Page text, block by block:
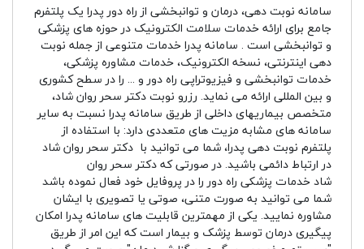
سامانه نوبت دهی، درمان و توانبخشی از راه دور پدرا یک پلتفرم
جامع برای ارائه خدمات سلامت الکترونیک در حوزه های پزشکی
و توانبخشی است . سامانه پدرا خدمات متنوعی از جمله نوبت
دهی اینترنتی، نسخه الکترونیک، خدمات مشاوره پزشکی،
خدمات توانبخشی و فیزیوتراپی راه دور و ... را در سطح کشوری
و بین المللی ارائه می نماید. رزرو نوبت دکتر سحر روان شاد،
متخصص بیماریهای داخلی از طریق سامانه پدرا نسبت به سایر
سامانه های مشابه مزیت های متعددی دارد: با استفاده از
پلتفرم نوبت دهی پدرا، شما می توانید با دکتر سحر روان شاد
در ارتباط دائمی باشید. در صورتی که دکتر سحر روان
شاد خدمات پزشکی راه دور را در پروفایل خود فعال نموده باشد
شما می توانید به صورت متنی، صوتی یا تصویری با ایشان
مشاوره نمایید. یکی از مهمترین قابلیت های سامانه پدرا امکان
پیگیری درمان توسط پزشک و بیمار است که این امر از طریق